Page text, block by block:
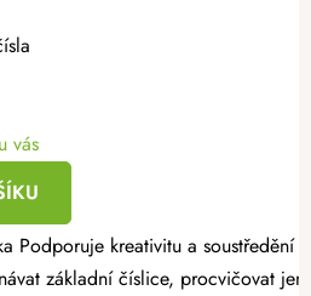
vás
procvičovat jemnou motoriku a přirozeně rozvíjet logické